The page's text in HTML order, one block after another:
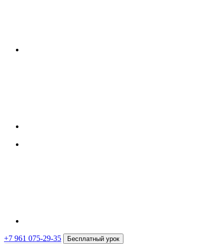
+7 961 075-29-35
Бесплатный урок